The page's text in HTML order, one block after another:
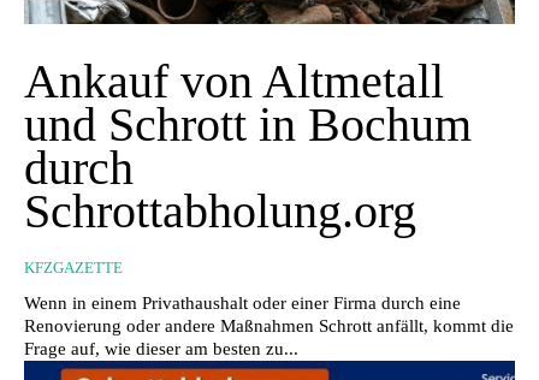
Ankauf von Altmetall
und Schrott in Bochum
durch
Schrottabholung.org
KFZGAZETTE
Wenn in einem Privathaushalt oder einer Firma durch eine
Renovierung oder andere Maßnahmen Schrott anfällt, kommt die
Frage auf, wie dieser am besten zu...